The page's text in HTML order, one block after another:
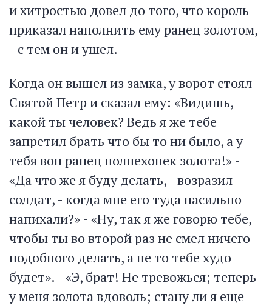
и хитростью довел до того, что король
приказал наполнить ему ранец золотом,
- с тем он и ушел.
Когда он вышел из замка, у ворот стоял
Святой Петр и сказал ему: «Видишь,
какой ты человек? Ведь я же тебе
запретил брать что бы то ни было, а у
тебя вон ранец полнехонек золота!» -
«Да что же я буду делать, - возразил
солдат, - когда мне его туда насильно
напихали?» - «Ну, так я же говорю тебе,
чтобы ты во второй раз не смел ничего
подобного делать, а не то тебе худо
будет». - «Э, брат! Не тревожься; теперь
у меня золота вдоволь; стану ли я еще